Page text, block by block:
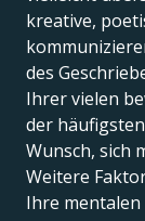
kreative,
des
Ihrer vielen
der häufigsten
Wunsch, sich
Weitere
Ihre mentalen